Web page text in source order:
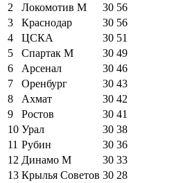
2
Локомотив М 30 56
3
Краснодар 30 56
4
ЦСКА 30 51
5
Спартак М 30 49
6
Арсенал 30 46
7
Оренбург 30 43
8
Ахмат 30 42
9
Ростов 30 41
10 Урал 30 38
11 Рубин 30 36
12 Динамо М 30 33
13 Крылья Советов 30 28